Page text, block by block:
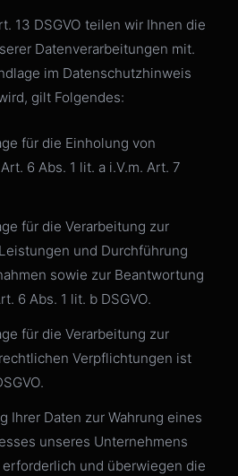
13 DSGVO teilen wir Ihnen die
Datenverarbeitungen mit.
im Datenschutzhinweis
gilt Folgendes:
für die Einholung von
6 Abs. 1 lit. a i.V.m. Art. 7
für die Verarbeitung zur
und Durchführung
sowie zur Beantwortung
6 Abs. 1 lit. b DSGVO.
für die Verarbeitung zur
Verpflichtungen ist
Ihrer Daten zur Wahrung eines
unseres Unternehmens
und überwiegen die